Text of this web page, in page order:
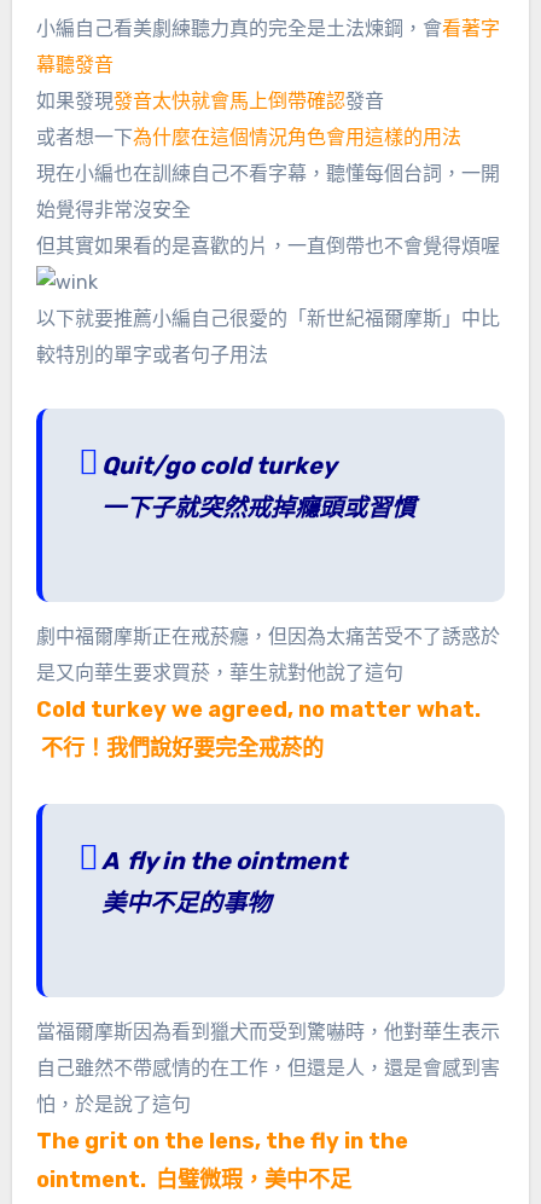
小編自己看美劇練聽力真的完全是土法煉鋼，會看著字
幕聽發音
如果發現發音太快就會馬上倒帶確認發音
或者想一下為什麼在這個情況角色會用這樣的用法
現在小編也在訓練自己不看字幕，聽懂每個台詞，一開
始覺得非常沒安全
但其實如果看的是喜歡的片，一直倒帶也不會覺得煩喔
以下就要推薦小編自己很愛的「新世紀福爾摩斯」中比
較特別的單字或者句子用法
Quit/go cold turkey
一下子就突然戒掉癮頭或習慣
劇中福爾摩斯正在戒菸癮，但因為太痛苦受不了誘惑於
是又向華生要求買菸，華生就對他說了這句
Cold turkey we agreed, no matter what.
不行！我們說好要完全戒菸的
A fly in the ointment
美中不足的事物
當福爾摩斯因為看到獵犬而受到驚嚇時，他對華生表示
自己雖然不帶感情的在工作，但還是人，還是會感到害
怕，於是說了這句
The grit on the lens, the fly in the
ointment. 白璧微瑕，美中不足